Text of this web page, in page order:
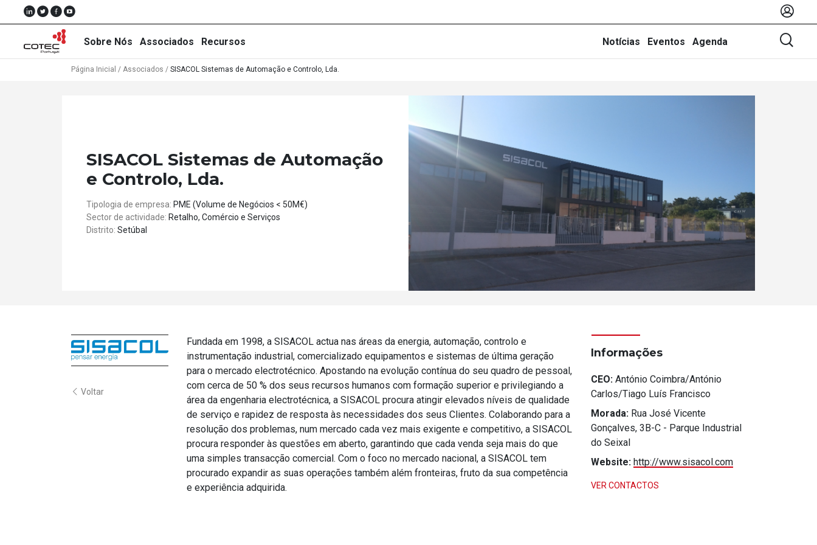
Sobre Nós Associados Recursos Notícias Eventos Agenda
Página Inicial / Associados / SISACOL Sistemas de Automação e Controlo, Lda.
SISACOL Sistemas de Automação
e Controlo, Lda.
Tipologia de empresa: PME (Volume de Negócios < 50M€)
Sector de actividade: Retalho, Comércio e Serviços
Distrito: Setúbal
Voltar
Fundada em 1998, a SISACOL actua nas áreas da energia, automação, controlo e
instrumentação industrial, comercializado equipamentos e sistemas de última geração
para o mercado electrotécnico. Apostando na evolução contínua do seu quadro de pessoal,
com cerca de 50 % dos seus recursos humanos com formação superior e privilegiando a
área da engenharia electrotécnica, a SISACOL procura atingir elevados níveis de qualidade
de serviço e rapidez de resposta às necessidades dos seus Clientes. Colaborando para a
resolução dos problemas, num mercado cada vez mais exigente e competitivo, a SISACOL
procura responder às questões em aberto, garantindo que cada venda seja mais do que
uma simples transacção comercial. Com o foco no mercado nacional, a SISACOL tem
procurado expandir as suas operações também além fronteiras, fruto da sua competência
e experiência adquirida.
Informações
CEO: António Coimbra/António
Carlos/Tiago Luís Francisco
Morada: Rua José Vicente
Gonçalves, 3B-C - Parque Industrial
do Seixal
Website: http://www.sisacol.com
VER CONTACTOS